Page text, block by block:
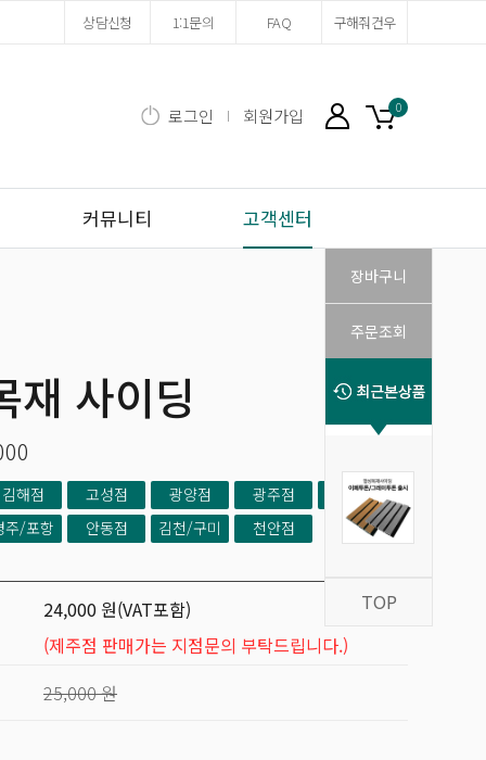
상담신청 1:1문의 FAQ 구해줘건우
로그인 회원가입 마이페이지
장바구니
0
커뮤니티 고객센터
재 사이딩
김해점 고성점 광양점 광주점
제주점
주/포항
안동점 김천/구미 천안점
24,000 원(VAT포함)
(제주점 판매가는 지점문의 부탁드립니다.)
25,000 원
장바구니
주문조회
TOP